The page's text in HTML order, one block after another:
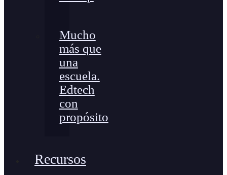
Mucho
más que
una
escuela.
Edtech
con
propósito
Recursos